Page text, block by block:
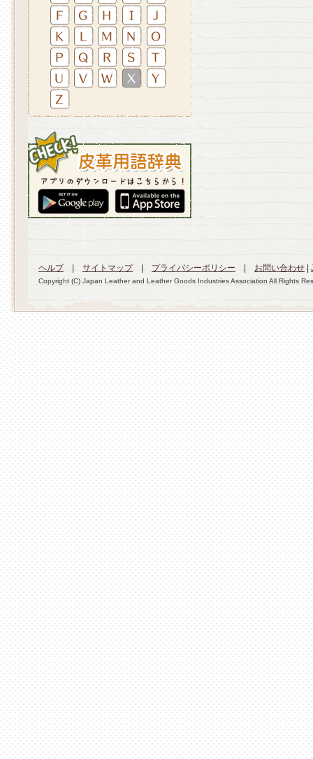
ヘルプ| サイトマップ| プライバシーポリシー お問い合わせ
Copyright (C) Japan Leather and Leather Goods Industries Association All Rights